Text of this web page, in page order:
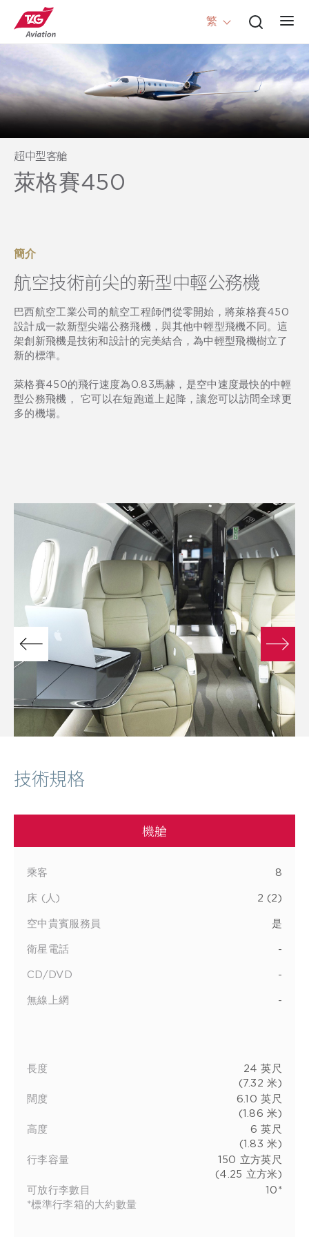
繁
超中型客艙
萊格賽450
簡介
航空技術前尖的新型中輕公務機
巴西航空工業公司的航空工程師們從零開始，將萊格賽450
設計成一款新型尖端公務飛機，與其他中輕型飛機不同。這
架創新飛機是技術和設計的完美結合，為中輕型飛機樹立了
新的標準。
萊格賽450的飛行速度為0.83馬赫，是空中速度最快的中輕
型公務飛機， 它可以在短跑道上起降，讓您可以訪問全球更
多的機場。
技術規格
機艙
乘客 8
床 (人) 2 (2)
空中貴賓服務員 是
衛星電話 -
CD/DVD -
無線上網 -
長度
24 英尺
(7.32 米)
闊度
6.10 英尺
(1.86 米)
高度
6 英尺
(1.83 米)
行李容量
150 立方英尺
(4.25 立方米)
可放行李數目
*標準行李箱的大約數量
10*